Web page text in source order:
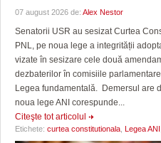
07 august 2026 de: Alex Nestor
Senatorii USR au sesizat Curtea
PNL, pe noua lege a integrității
vizate în sesizare cele două
dezbaterilor în comisiile
Legea fundamentală. Demersul are
noua lege ANI corespunde...
Citeşte tot articolul
Etichete: curtea constitutionala Legea ANI